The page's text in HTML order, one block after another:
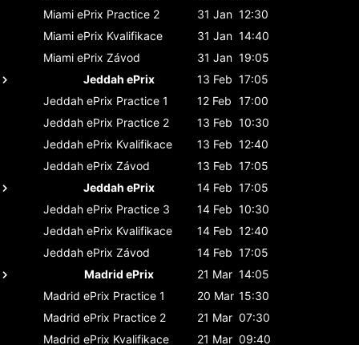
Miami ePrix Practice 2 31 Jan 12:30
Miami ePrix Kvalifikace 31 Jan 14:40
Miami ePrix Závod 31 Jan 19:05
Jeddah ePrix
13 Feb 17:05
Jeddah ePrix Practice 1 12 Feb 17:00
Jeddah ePrix Practice 2 13 Feb 10:30
Jeddah ePrix Kvalifikace 13 Feb 12:40
Jeddah ePrix Závod 13 Feb 17:05
Jeddah ePrix
14 Feb 17:05
Jeddah ePrix Practice 3 14 Feb 10:30
Jeddah ePrix Kvalifikace 14 Feb 12:40
Jeddah ePrix Závod 14 Feb 17:05
Madrid ePrix
21 Mar 14:05
Madrid ePrix Practice 1 20 Mar 15:30
Madrid ePrix Practice 2 21 Mar 07:30
Madrid ePrix Kvalifikace 21 Mar 09:40